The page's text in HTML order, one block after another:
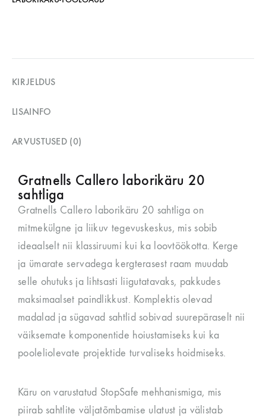
KIRJELDUS
LISAINFO
ARVUSTUSED (0)
Gratnells Callero laborikäru 20
sahtliga
Gratnells Callero laborikäru 20 sahtliga on
mitmekülgne ja liikuv tegevuskeskus, mis sobib
ideaalselt nii klassiruumi kui ka loovtöökotta. Kerge
ja ümarate servadega kergterasest raam muudab
selle ohutuks ja lihtsasti liigutatavaks, pakkudes
maksimaalset paindlikkust. Komplektis olevad
madalad ja sügavad sahtlid sobivad suurepäraselt nii
väiksemate komponentide hoiustamiseks kui ka
pooleliolevate projektide turvaliseks hoidmiseks.
Käru on varustatud StopSafe mehhanismiga, mis
piirab sahtlite väljatõmbamise ulatust ja välistab